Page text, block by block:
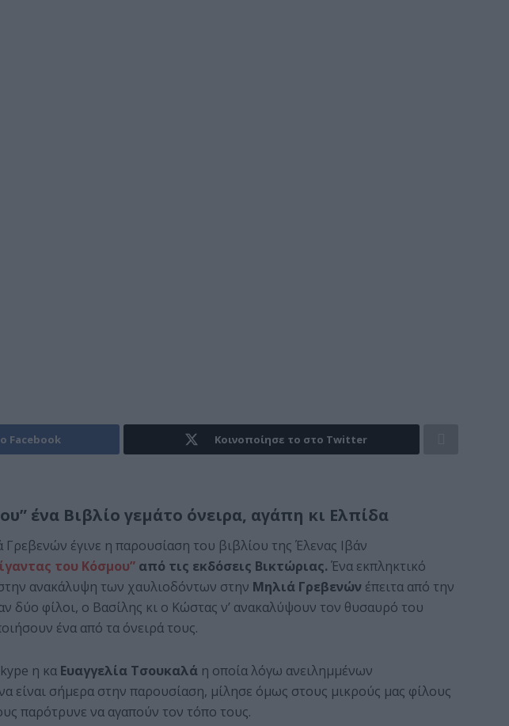
Facebook Κοινοποίησε το στο Twitter
ένα Βιβλίο γεμάτο όνειρα, αγάπη κι Ελπίδα
έγινε η παρουσίαση του βιβλίου της Έλενας Ιβάν
του Κόσμου” από τις εκδόσεις Βικτώριας. Ένα εκπληκτικό
ανακάλυψη των χαυλιοδόντων στην Μηλιά Γρεβενών έπειτα από την
δύο φίλοι, ο Βασίλης κι ο Κώστας ν’ ανακαλύψουν τον θυσαυρό του
ένα από τα όνειρά τους.
η κα Ευαγγελία Τσουκαλά η οποία λόγω ανειλημμένων
είναι σήμερα στην παρουσίαση, μίλησε όμως στους μικρούς μας φίλους
παρότρυνε να αγαπούν τον τόπο τους.